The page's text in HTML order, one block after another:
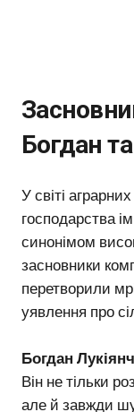
Богдан
У світі
господарства
синонімом
засновники
перетворили
уявлення про
Богдан
Він не тільки
але й завжди